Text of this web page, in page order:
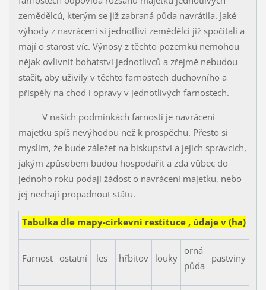
zemědělců, kterým se již zabraná půda navrátila. Jaké
výhody z navrácení si jednotliví zemědělci již spočítali a
mají o starost víc. Výnosy z těchto pozemků nemohou
nějak ovlivnit bohatství jednotlivců a zřejmě nebudou
stačit, aby uživily v těchto farnostech duchovního a
přispěly na chod i opravy v jednotlivých farnostech.
V našich podmínkách farností je navrácení
majetku spíš nevýhodou než k prospěchu. Přesto si
myslím, že bude záležet na biskupství a jejich správcích,
jakým způsobem budou hospodařit a zda vůbec do
jednoho roku podají žádost o navrácení majetku, nebo
jej nechají propadnout státu.
Tabulka dle mapy-církevní restituce , údaje v (ha)
Farnost ostatní les hřbitov louky
orná
půda
pastviny